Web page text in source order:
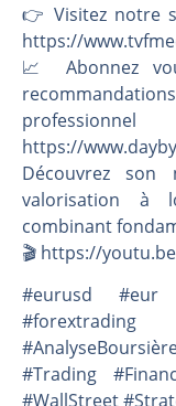
👉️ Visitez notre
https://
📈 Abonnez
https://
Découvrez son
valorisation à
combinant
🎬️ https://
#eurusd
#Trading
#WallStreet